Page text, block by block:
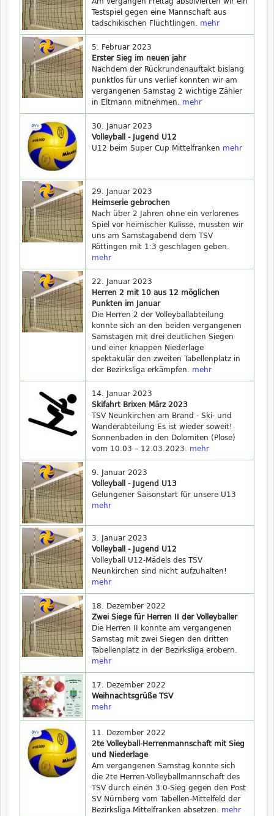
Testspiel gegen eine Mannschaft aus
tadschikischen Flüchtlingen. mehr
5. Februar 2023
Erster Sieg im neuen jahr
Nachdem der Rückrundenauftakt bislang
punktlos für uns verlief konnten wir am
vergangenen Samstag 2 wichtige Zähler
in Eltmann mitnehmen. mehr
30. Januar 2023
Volleyball - Jugend U12
U12 beim Super Cup Mittelfranken mehr
29. Januar 2023
Heimserie gebrochen
Nach über 2 Jahren ohne ein verlorenes
Spiel vor heimischer Kulisse, mussten wir
uns am Samstagabend dem TSV
Röttingen mit 1:3 geschlagen geben.
mehr
22. Januar 2023
Herren 2 mit 10 aus 12 möglichen
Punkten im Januar
Die Herren 2 der Volleyballabteilung
konnte sich an den beiden vergangenen
Samstagen mit drei deutlichen Siegen
und einer knappen Niederlage
spektakulär den zweiten Tabellenplatz in
der Bezirksliga erkämpfen. mehr
14. Januar 2023
Skifahrt Brixen März 2023
TSV Neunkirchen am Brand - Ski- und
Wanderabteilung Es ist wieder soweit!
Sonnenbaden in den Dolomiten (Plose)
vom 10.03 – 12.03.2023. mehr
9. Januar 2023
Volleyball - Jugend U13
Gelungener Saisonstart für unsere U13
mehr
3. Januar 2023
Volleyball - Jugend U12
Volleyball U12-Mädels des TSV
Neunkirchen sind nicht aufzuhalten!
mehr
18. Dezember 2022
Zwei Siege für Herren II der Volleyballer
Die Herren II konnte am vergangenen
Samstag mit zwei Siegen den dritten
Tabellenplatz in der Bezirksliga erobern.
mehr
17. Dezember 2022
Weihnachtsgrüße TSV
mehr
11. Dezember 2022
2te Volleyball-Herrenmannschaft mit Sieg
und Niederlage
Am vergangenen Samstag konnte sich
die 2te Herren-Volleyballmannschaft des
TSV durch einen 3:0-Sieg gegen den Post
SV Nürnberg vom Tabellen-Mittelfeld der
Bezirksliga Mittelfranken absetzen. mehr